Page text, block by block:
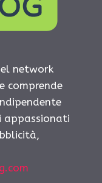
network
comprende
appassionati